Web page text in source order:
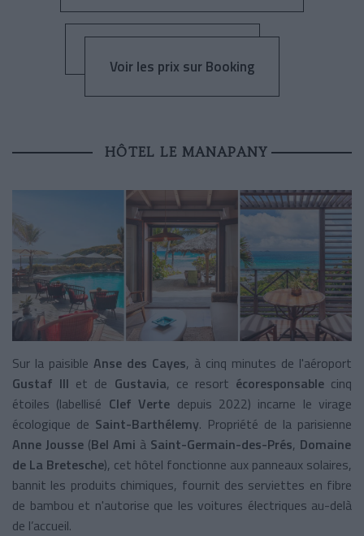
Voir les prix sur Booking
HÔTEL LE MANAPANY
Sur la paisible Anse des Cayes, à cinq minutes de l'aéroport
Gustaf III et de Gustavia, ce resort écoresponsable cinq
étoiles (labellisé Clef Verte depuis 2022) incarne le virage
écologique de Saint-Barthélemy. Propriété de la parisienne
Anne Jousse (Bel Ami à Saint-Germain-des-Prés, Domaine
de La Bretesche), cet hôtel fonctionne aux panneaux solaires,
bannit les produits chimiques, fournit des serviettes en fibre
de bambou et n'autorise que les voitures électriques au-delà
de l’accueil.